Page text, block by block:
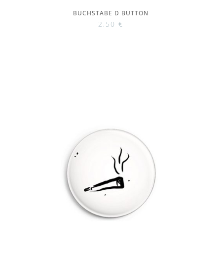
BUCHSTABE D BUTTON
2,50 €